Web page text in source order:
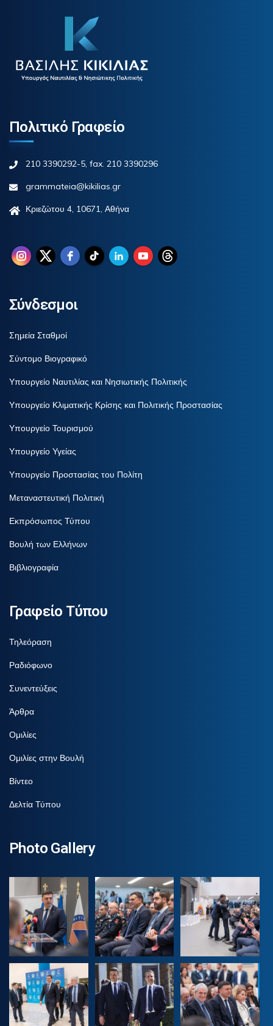
Πολιτικό Γραφείο
210 3390292-5, fax. 210 3390296
grammateia@kikilias.gr
Κριεζώτου 4, 10671, Αθήνα
Σύνδεσμοι
Σημεία Σταθμοί
Σύντομο Βιογραφικό
Υπουργείο Ναυτιλίας και Νησιωτικής Πολιτικής
Υπουργείο Κλιματικής Κρίσης και Πολιτικής Προστασίας
Υπουργείο Τουρισμού
Υπουργείο Υγείας
Υπουργείο Προστασίας του Πολίτη
Μεταναστευτική Πολιτική
Εκπρόσωπος Τύπου
Βουλή των Ελλήνων
Βιβλιογραφία
Γραφείο Τύπου
Τηλεόραση
Ραδιόφωνο
Συνεντεύξεις
Άρθρα
Ομιλίες
Ομιλίες στην Βουλή
Βίντεο
Δελτία Τύπου
Photo Gallery